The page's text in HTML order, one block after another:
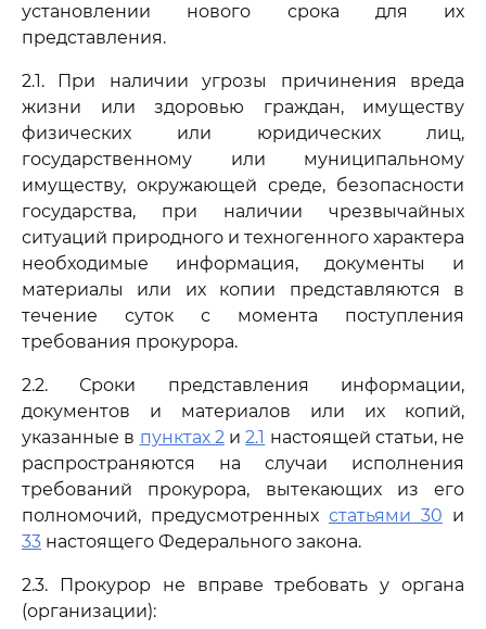
установлении нового срока для их
представления.
2.1. При наличии угрозы причинения вреда
жизни или здоровью граждан, имуществу
физических или юридических лиц,
государственному или муниципальному
имуществу, окружающей среде, безопасности
государства, при наличии чрезвычайных
ситуаций природного и техногенного характера
необходимые информация, документы и
материалы или их копии представляются в
течение суток с момента поступления
требования прокурора.
2.2. Сроки представления информации,
документов и материалов или их копий,
указанные в пунктах 2и2.1 настоящей статьи, не
распространяются на случаи исполнения
требований прокурора, вытекающих из его
полномочий, предусмотренных статьями 30 и
33 настоящего Федерального закона.
2.3. Прокурор не вправе требовать у органа
(организации):